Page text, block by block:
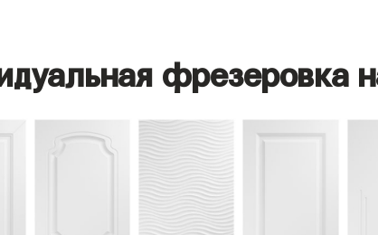
фрезеровка